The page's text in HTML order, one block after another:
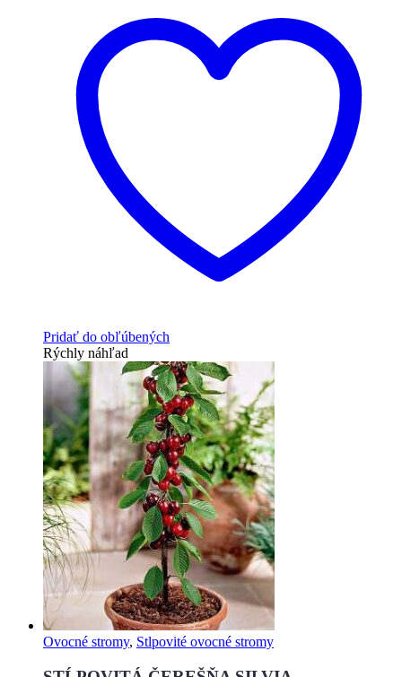
Pridať do obľúbených
Rýchly náhľad
Ovocné stromy, Stlpovité ovocné stromy